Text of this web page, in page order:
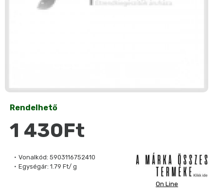
Vonalkód: 5903116752410
Egységár: 1.79 Ft/ g
On Line
Rendelhető
1 430Ft